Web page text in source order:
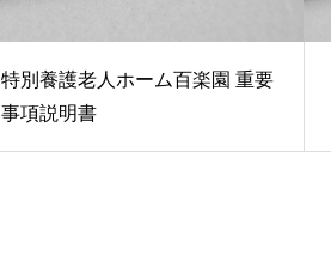
特別養護老人ホーム百楽園 重要
事項説明書